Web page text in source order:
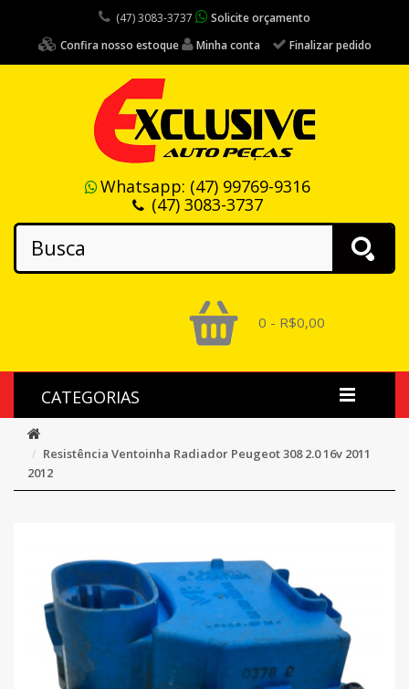
(47) 3083-3737
Solicite orçamento
Confira nosso estoque
Minha conta Finalizar pedido
Whatsapp: (47) 99769-9316
(47) 3083-3737
0 - R$0,00
CATEGORIAS
Resistência Ventoinha Radiador Peugeot 308 2.0 16v 2011
2012